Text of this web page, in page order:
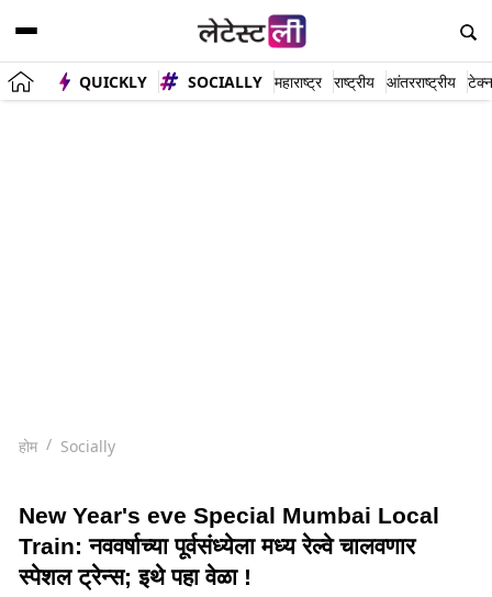
QUICKLY SOCIALLY महाराष्ट्र राष्ट्रीय आंतरराष्ट्रीय
होम Socially
New Year's eve Special Mumbai Local
Train: नववर्षाच्या पूर्वसंध्येला मध्य रेल्वे चालवणार
स्पेशल ट्रेन्स; इथे पहा वेळा !